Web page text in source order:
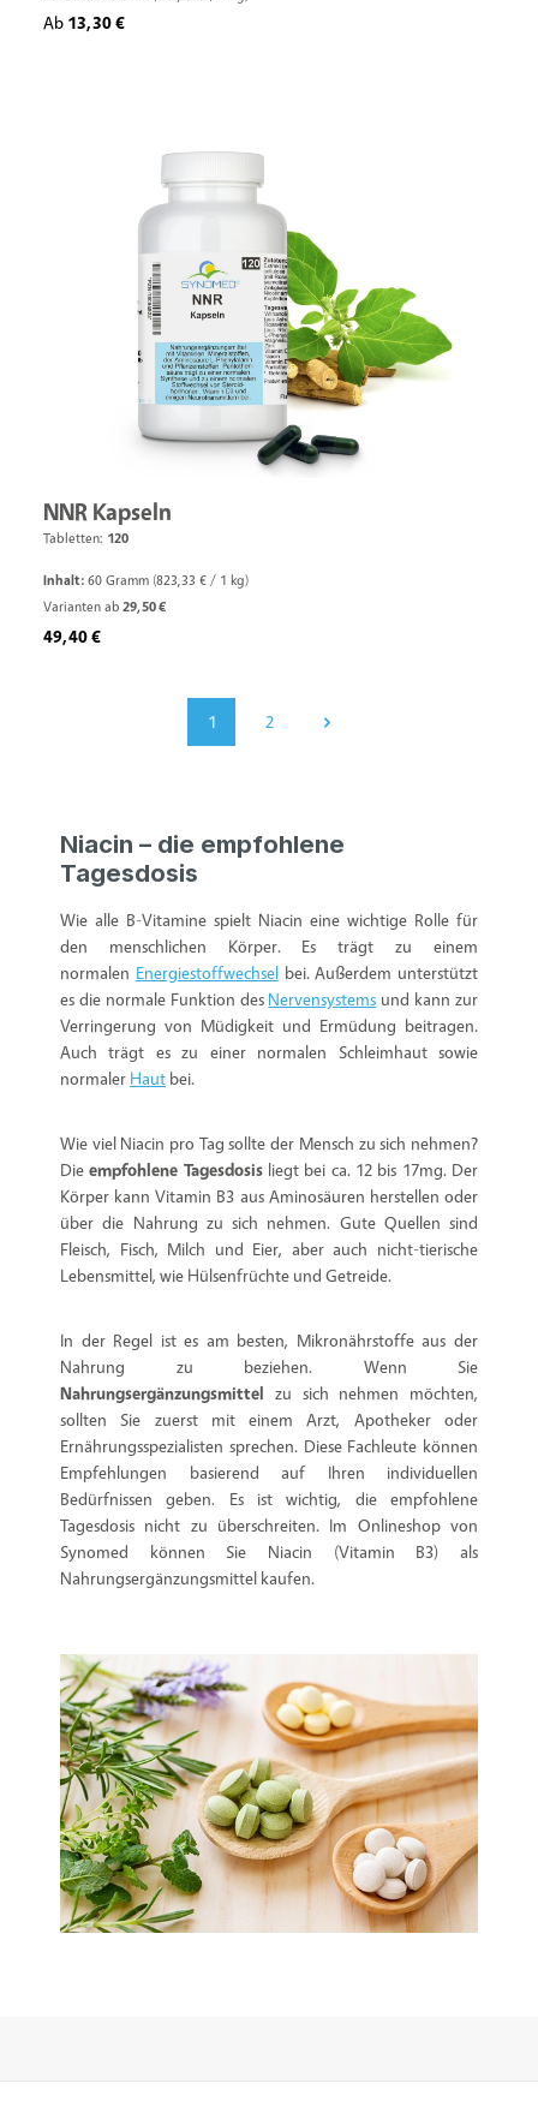
Regulärer Preis:
Ab 13,30 €
NNR Kapseln
Tabletten: 120
Inhalt: 60 Gramm (823,33 € / 1 kg)
Varianten ab 29,50 €
Regulärer Preis:
49,40 €
Seite
1
Seite
2
Niacin – die empfohlene
Tagesdosis
Wie alle B-Vitamine spielt Niacin eine wichtige Rolle für
den menschlichen Körper. Es trägt zu einem
normalen Energiestoffwechselbei. Außerdem unterstützt
es die normale Funktion des Nervensystems und kann zur
Verringerung von Müdigkeit und Ermüdung beitragen.
Auch trägt es zu einer normalen Schleimhaut sowie
normaler Haut bei.
Wie viel Niacin pro Tag sollte der Mensch zu sich nehmen?
Die empfohlene Tagesdosisliegt bei ca. 12 bis 17mg. Der
Körper kann Vitamin B3 aus Aminosäuren herstellen oder
über die Nahrung zu sich nehmen. Gute Quellen sind
Fleisch, Fisch, Milch und Eier, aber auch nicht-tierische
Lebensmittel, wie Hülsenfrüchte und Getreide.
In der Regel ist es am besten, Mikronährstoffe aus der
Nahrung zu beziehen. Wenn Sie
Nahrungsergänzungsmittel zu sich nehmen möchten,
sollten Sie zuerst mit einem Arzt, Apotheker oder
Ernährungsspezialisten sprechen. Diese Fachleute können
Empfehlungen basierend auf Ihren individuellen
Bedürfnissen geben. Es ist wichtig, die empfohlene
Tagesdosis nicht zu überschreiten. Im Onlineshop von
Synomed können Sie Niacin (Vitamin B3) als
Nahrungsergänzungsmittel kaufen.